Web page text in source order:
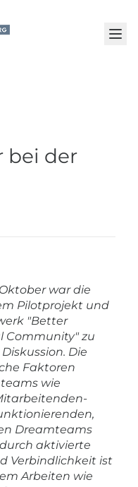
bei der
war die
Pilotprojekt und
"Better
Community" zu
Die
Faktoren
wie
Dreamteams
aktivierte
Verbindlichkeit ist
Arbeiten wie